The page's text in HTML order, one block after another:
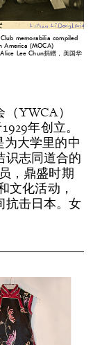
memorabilia compiled
America (MOCA)
Lee Chun捐赠，美国华
YWCA）
年创立。
为大学里的中
识志同道合的
，鼎盛时期
文化活动，
抗击日本。女